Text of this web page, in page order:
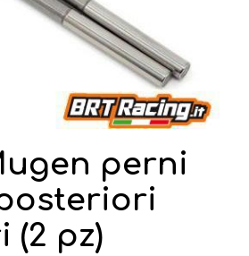
perni
(2 pz)